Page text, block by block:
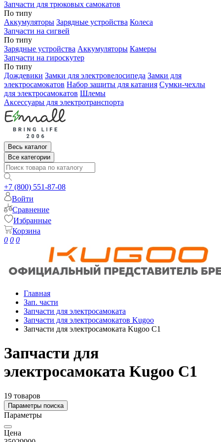
Запчасти для трюковых самокатов
По типу
Аккумуляторы Зарядные устройства Колеса
Запчасти на сигвей
По типу
Зарядные устройства Аккумуляторы Камеры
Запчасти на гироскутер
По типу
Дождевики Замки для электровелосипеда Замки для
электросамокатов Набор защиты для катания Сумки-чехлы
для электросамокатов Шлемы
Аксессуары для электротранспорта
Весь каталог
Все категории
+7 (800) 551-87-08
Войти
Сравнение
Избранные
Корзина
0 0 0
Главная
Зап. части
Запчасти для электросамоката
Запчасти для электросамокатов Kugoo
Запчасти для электросамоката Kugoo C1
Запчасти для
электросамоката Kugoo C1
19 товаров
Параметры поиска
Параметры
Цена